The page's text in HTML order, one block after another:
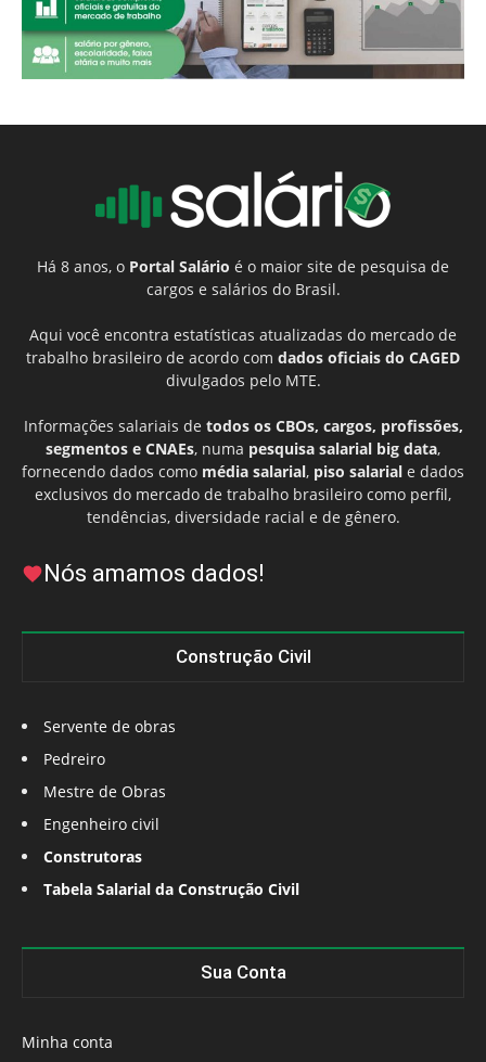
Há 8 anos, o Portal Salário é o maior site de pesquisa de
cargos e salários do Brasil.
Aqui você encontra estatísticas atualizadas do mercado de
trabalho brasileiro de acordo com dados oficiais do CAGED
divulgados pelo MTE.
Informações salariais de todos os CBOs, cargos, profissões,
segmentos e CNAEs, numa pesquisa salarial big data,
fornecendo dados como média salarial, piso salarial e dados
exclusivos do mercado de trabalho brasileiro como perfil,
tendências, diversidade racial e de gênero.
Nós amamos dados!
Construção Civil
Servente de obras
Pedreiro
Mestre de Obras
Engenheiro civil
Construtoras
Tabela Salarial da Construção Civil
Sua Conta
Minha conta